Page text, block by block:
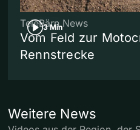
3 Min
TeleBärn News
Vom Feld zur
Rennstrecke
Weitere News